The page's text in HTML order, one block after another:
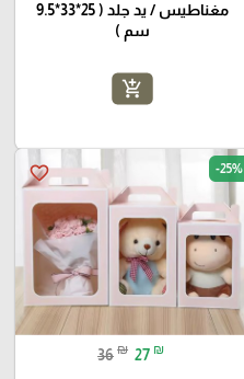
مغناطيس / يد جلد ( 25*33*9.5
سم )
add_shopping_cart
favorite_border -25%
36 ₪ 27 ₪